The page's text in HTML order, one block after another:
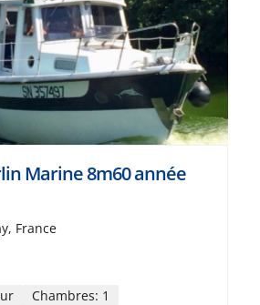
Marine 8m60 année
France
Chambres: 1